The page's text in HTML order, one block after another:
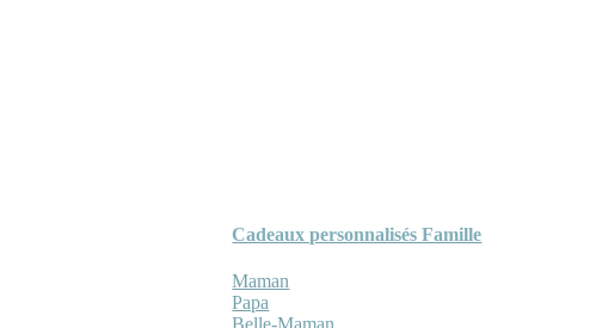
Cadeaux personnalisés Famille
Maman
Papa
Belle-Maman